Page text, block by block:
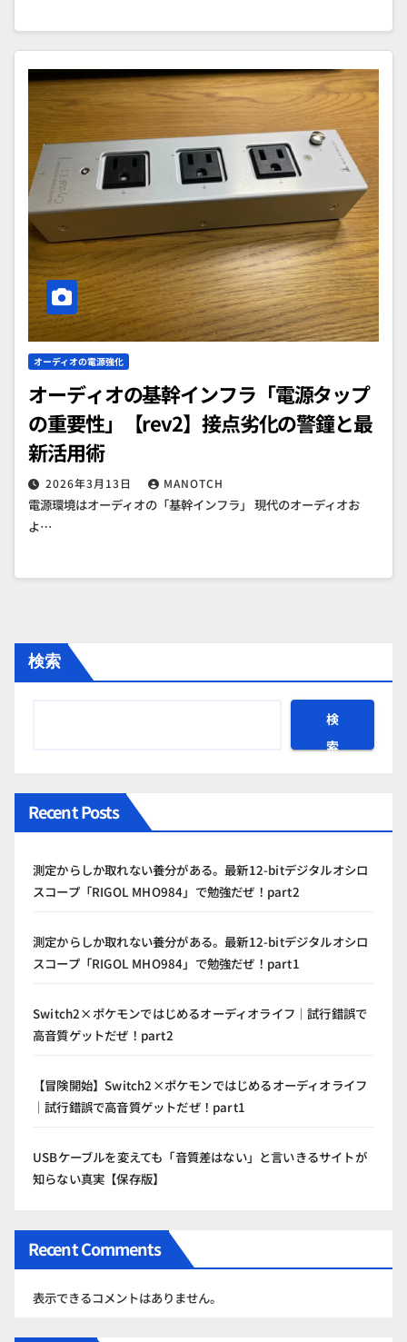
オーディオの電源強化
オーディオの基幹インフラ「電源タップ
の重要性」【rev2】接点劣化の警鐘と最
新活用術
2026年3月13日 MANOTCH
電源環境はオーディオの「基幹インフラ」 現代のオーディオお
よ…
検索
検
索
Recent Posts
測定からしか取れない養分がある。最新12-bitデジタルオシロ
スコープ「RIGOL MHO984」で勉強だぜ！part2
測定からしか取れない養分がある。最新12-bitデジタルオシロ
スコープ「RIGOL MHO984」で勉強だぜ！part1
Switch2×ポケモンではじめるオーディオライフ｜試行錯誤で
高音質ゲットだぜ！part2
【冒険開始】Switch2×ポケモンではじめるオーディオライフ
｜試行錯誤で高音質ゲットだぜ！part1
USBケーブルを変えても「音質差はない」と言いきるサイトが
知らない真実【保存版】
Recent Comments
表示できるコメントはありません。